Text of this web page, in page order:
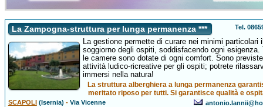
La Zampogna-struttura per lunga permanenza *** Tel.
La gestione permette di curare nei minimi particolari
soggiorno degli ospiti, soddisfacendo ogni esigenza.
le camere sono dotate di ogni comfort. Sono previste
attività ludico-ricreative per gli ospiti; potrete
immersi nella natura!
La struttura alberghiera a lunga permanenza
meritato riposo per tutti. Si garantisce qualità e
SCAPOLI(Isernia) -Via Vicenne